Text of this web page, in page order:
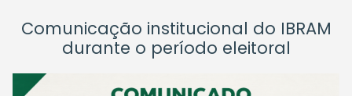
Comunicação institucional do IBRAM
durante o período eleitoral